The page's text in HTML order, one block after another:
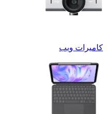
كاميرات ويب